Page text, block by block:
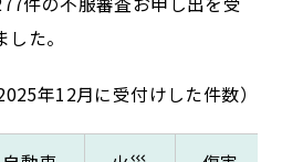
た。
年12月に受付けした件数）